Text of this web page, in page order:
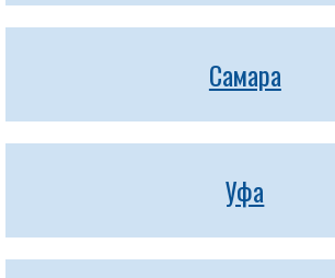
Самара
Уфа